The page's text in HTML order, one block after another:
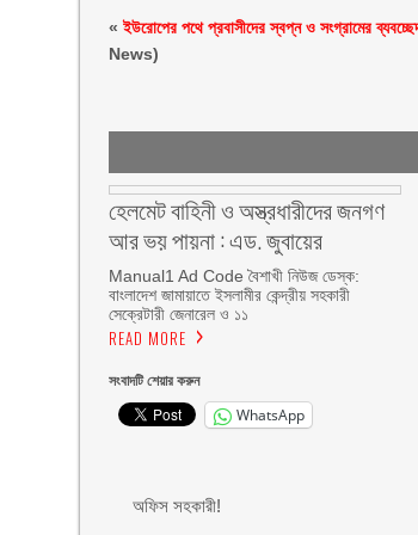
«ইউরোপের পথে প্রবাসীদের স্বপ্ন ও সংগ্রামের
News)
হেলমেট বাহিনী ও অস্ত্রধারীদের জনগণ
আর ভয় পায়না : এড. জুবায়ের
Manual1 Ad Code বৈশাখী নিউজ ডেস্ক:
বাংলাদেশ জামায়াতে ইসলামীর কেন্দ্রীয় সহকারী
সেক্রেটারী জেনারেল ও ১১
READ MORE
সংবাদটি শেয়ার করুন
WhatsApp
অফিস সহকারী!